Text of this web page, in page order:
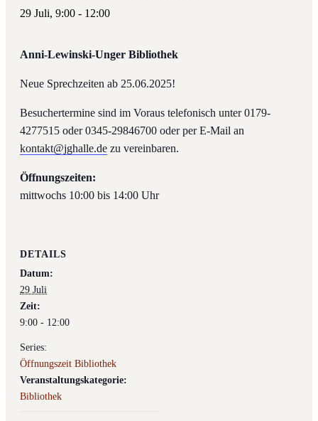
29 Juli, 9:00 - 12:00
Anni-Lewinski-Unger Bibliothek
Neue Sprechzeiten ab 25.06.2025!
Besuchertermine sind im Voraus telefonisch unter 0179-
4277515 oder 0345-29846700 oder per E-Mail an
kontakt@jghalle.de zu vereinbaren.
Öffnungszeiten:
mittwochs 10:00 bis 14:00 Uhr
DETAILS
Datum:
29 Juli
Zeit:
9:00 - 12:00
Series:
Öffnungszeit Bibliothek
Veranstaltungskategorie:
Bibliothek